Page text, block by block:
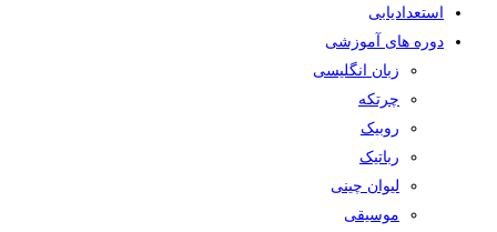
استعدادیابی
دوره های آموزشی
زبان انگلیسی
چرتکه
روبیک
رباتیک
لیوان چینی
موسیقی